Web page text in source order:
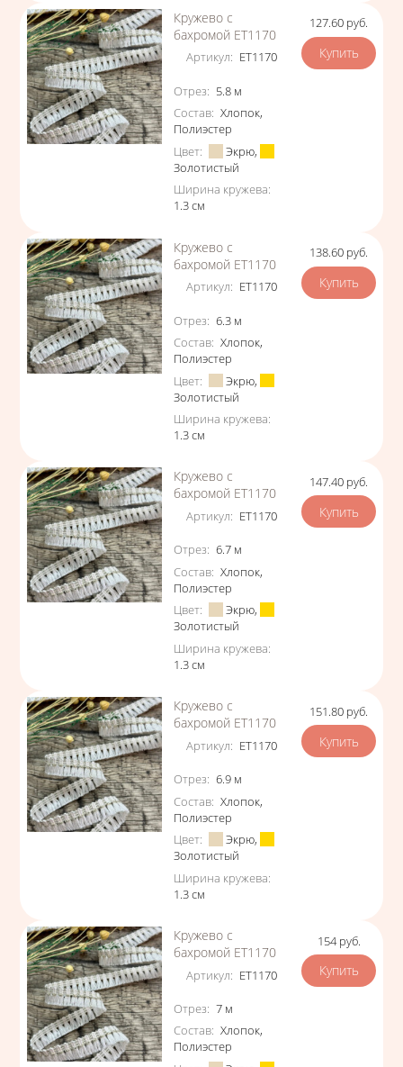
Кружево с
бахромой ЕТ1170
Артикул: ЕТ1170
Характеристики
Отрез: 5.8 м
Состав: Хлопок,
Полиэстер
Цвет: Экрю,
Золотистый
Ширина кружева:
1.3см
Цена
127.60 руб.
Кружево с
бахромой ЕТ1170
Артикул: ЕТ1170
Характеристики
Отрез: 6.3 м
Состав: Хлопок,
Полиэстер
Цвет: Экрю,
Золотистый
Ширина кружева:
1.3см
Цена
138.60 руб.
Кружево с
бахромой ЕТ1170
Артикул: ЕТ1170
Характеристики
Отрез: 6.7 м
Состав: Хлопок,
Полиэстер
Цвет: Экрю,
Золотистый
Ширина кружева:
1.3см
Цена
147.40 руб.
Кружево с
бахромой ЕТ1170
Артикул: ЕТ1170
Характеристики
Отрез: 6.9 м
Состав: Хлопок,
Полиэстер
Цвет: Экрю,
Золотистый
Ширина кружева:
1.3см
Цена
151.80 руб.
Кружево с
бахромой ЕТ1170
Артикул: ЕТ1170
Характеристики
Отрез: 7 м
Состав: Хлопок,
Полиэстер
Цена
154 руб.